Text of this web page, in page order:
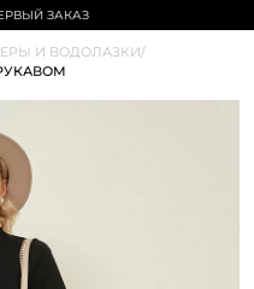
ЗАКАЗ
И ВОДОЛАЗКИ/